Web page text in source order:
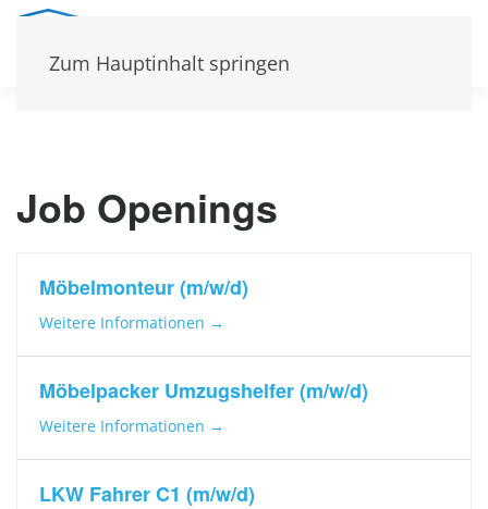
Zum Hauptinhalt springen
Job Openings
Möbelmonteur (m/w/d)
Weitere Informationen
Möbelpacker Umzugshelfer (m/w/d)
Weitere Informationen
LKW Fahrer C1 (m/w/d)